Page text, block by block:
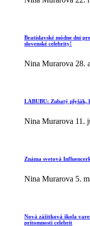
Bratislavské módne dni
slovenské celebrity!
Nina Murarova 28.
LABUBU: Zubatý plyšák,
Nina Murarova 11.
Známa svetová
Nina Murarova 5.
Nová zážitková škola
prítomnosti celebrít